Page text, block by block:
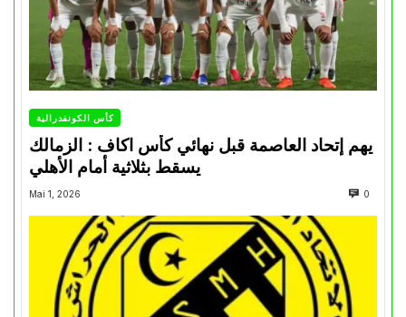
كأس الكونفدرالية
يهم إتحاد العاصمة قبل نهائي كأس اكاف : الزمالك
Mai 1, 2026 0